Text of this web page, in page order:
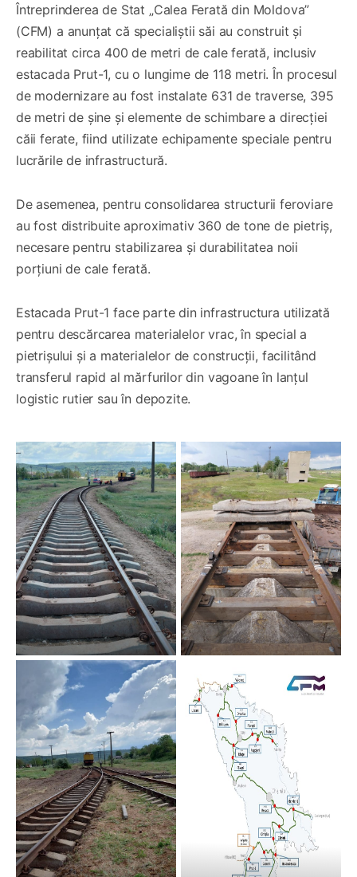
Întreprinderea de Stat „Calea Ferată din Moldova”
(CFM) a anunțat că specialiștii săi au construit și
reabilitat circa 400 de metri de cale ferată, inclusiv
estacada Prut-1, cu o lungime de 118 metri. În procesul
de modernizare au fost instalate 631 de traverse, 395
de metri de șine și elemente de schimbare a direcției
căii ferate, fiind utilizate echipamente speciale pentru
lucrările de infrastructură.
De asemenea, pentru consolidarea structurii feroviare
au fost distribuite aproximativ 360 de tone de pietriș,
necesare pentru stabilizarea și durabilitatea noii
porțiuni de cale ferată.
Estacada Prut-1 face parte din infrastructura utilizată
pentru descărcarea materialelor vrac, în special a
pietrișului și a materialelor de construcții, facilitând
transferul rapid al mărfurilor din vagoane în lanțul
logistic rutier sau în depozite.